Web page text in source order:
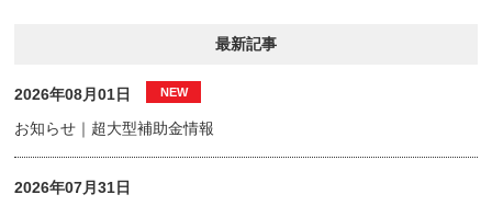
最新記事
2026年08月01日
お知らせ｜超大型補助金情報
2026年07月31日